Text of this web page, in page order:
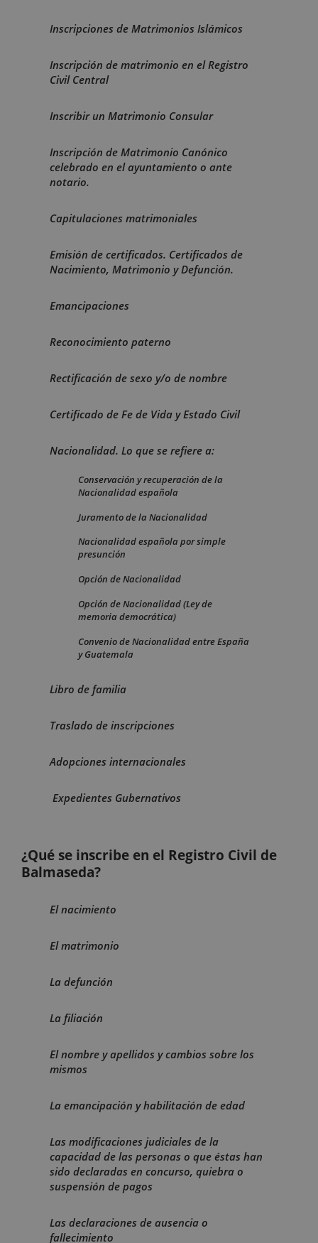
Inscripciones de Matrimonios Islámicos
Inscripción de matrimonio en el Registro
Civil Central
Inscribir un Matrimonio Consular
Inscripción de Matrimonio Canónico
celebrado en el ayuntamiento o ante
notario.
Capitulaciones matrimoniales
Emisión de certificados. Certificados de
Nacimiento, Matrimonio y Defunción.
Emancipaciones
Reconocimiento paterno
Rectificación de sexo y/o de nombre
Certificado de Fe de Vida y Estado Civil
Nacionalidad. Lo que se refiere a:
Conservación y recuperación de la
Nacionalidad española
Juramento de la Nacionalidad
Nacionalidad española por simple
presunción
Opción de Nacionalidad
Opción de Nacionalidad (Ley de
memoria democrática)
Convenio de Nacionalidad entre España
y Guatemala
Libro de familia
Traslado de inscripciones
Adopciones internacionales
Expedientes Gubernativos
¿Qué se inscribe en el Registro Civil de
Balmaseda?
El nacimiento
El matrimonio
La defunción
La filiación
El nombre y apellidos y cambios sobre los
mismos
La emancipación y habilitación de edad
Las modificaciones judiciales de la
capacidad de las personas o que éstas han
sido declaradas en concurso, quiebra o
suspensión de pagos
Las declaraciones de ausencia o
fallecimiento